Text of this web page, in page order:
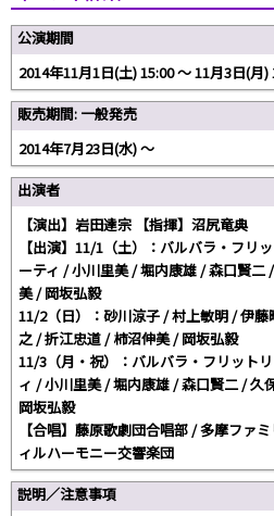
公演期間
2014年11月1日(土) 15:00 〜 11月3日(月)
販売期間: 一般発売
2014年7月23日(水) ～
出演者
【演出】岩田達宗 【指揮】沼尻竜典
【出演】11/1（土）：バルバラ・フリ
ーティ / 小川里美 / 堀内康雄 / 森口賢
美 / 岡坂弘毅
11/2（日）：砂川涼子 / 村上敏明 / 伊
之 / 折江忠道 / 柿沼伸美 / 岡坂弘毅
11/3（月・祝）：バルバラ・フリット
ィ / 小川里美 / 堀内康雄 / 森口賢二 / 久
岡坂弘毅
【合唱】藤原歌劇団合唱部 / 多摩ファ
ィルハーモニー交響楽団
説明／注意事項